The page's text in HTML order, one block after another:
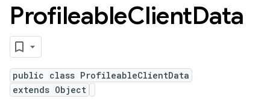
ProfileableClientData
public class ProfileableClientData
extends Object